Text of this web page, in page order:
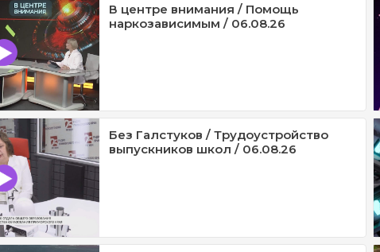
В центре внимания / Помощь
наркозависимым / 06.08.26
Без Галстуков / Трудоустройство
выпускников школ / 06.08.26